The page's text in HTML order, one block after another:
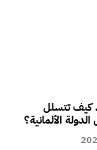
كيف تتسلل
الألمانية؟